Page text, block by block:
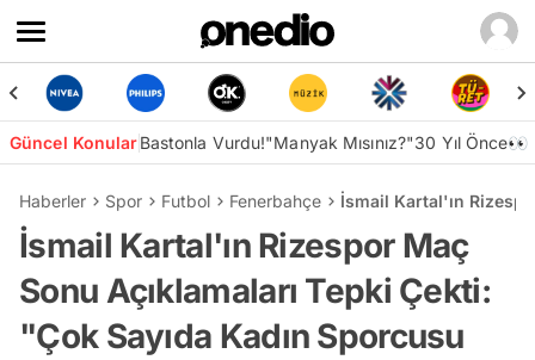
Güncel KonularBastonla Vurdu!"Manyak Mısınız?"30 Yıl Önce👀
Haberler Spor Futbol Fenerbahçe İsmail Kartal'ın
İsmail Kartal'ın Rizespor Maç
Sonu Açıklamaları Tepki Çekti:
"Çok Sayıda Kadın Sporcusu